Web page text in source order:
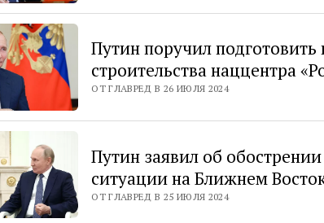
Путин поручил подготовить
строительства наццентра
ОТ ГЛАВРЕД В 26 ИЮЛЯ 2024
Путин заявил об обострении
ситуации на Ближнем
ОТ ГЛАВРЕД В 25 ИЮЛЯ 2024